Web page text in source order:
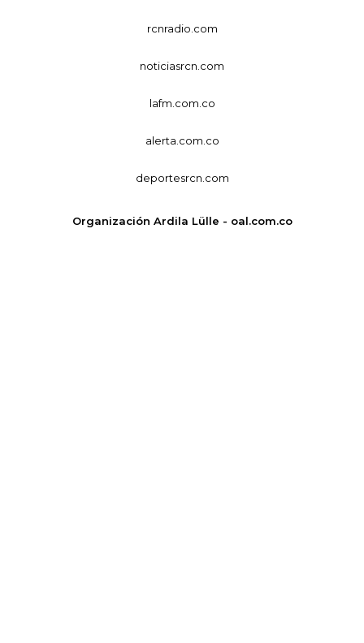
rcnradio.com
noticiasrcn.com
lafm.com.co
alerta.com.co
deportesrcn.com
Organización Ardila Lülle - oal.com.co